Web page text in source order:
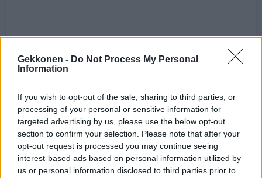
Gekkonen - Do Not Process My Personal
Information
If you wish to opt-out of the sale, sharing to third parties, or
processing of your personal or sensitive information for
targeted advertising by us, please use the below opt-out
section to confirm your selection. Please note that after your
opt-out request is processed you may continue seeing
interest-based ads based on personal information utilized by
us or personal information disclosed to third parties prior to
Näytä tämä julkaisu Instagramissa